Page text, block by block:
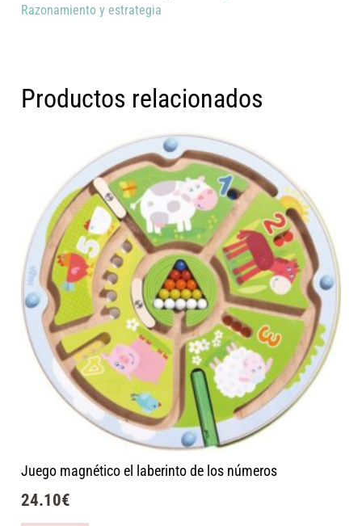
Razonamiento y estrategia
Productos relacionados
Juego magnético el laberinto de los números
24.10€